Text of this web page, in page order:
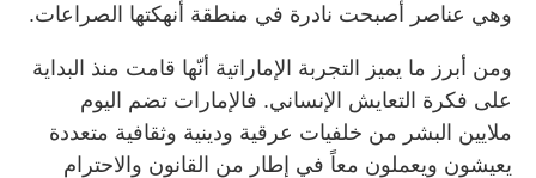
وهي عناصر أصبحت نادرة في منطقة أنهكتها الصراعات.
ومن أبرز ما يميز التجربة الإماراتية أنّها قامت منذ البداية
على فكرة التعايش الإنساني. فالإمارات تضم اليوم
ملايين البشر من خلفيات عرقية ودينية وثقافية متعددة
يعيشون ويعملون معاً في إطار من القانون والاحترام